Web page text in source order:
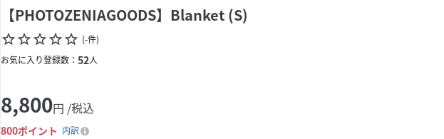
【PHOTOZENIAGOODS】Blanket (S)
star_borderstar_borderstar_borderstar_borderstar_border (-件)
お気に入り登録数： 52人
8,800円 /税込
800ポイント 内訳